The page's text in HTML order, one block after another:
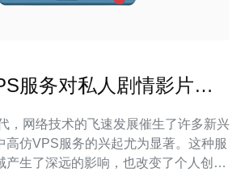
服务对私人剧情影片的
高仿VPS服务的兴起尤为显著。这种服
产生了深远的影响，也改变了个人创作